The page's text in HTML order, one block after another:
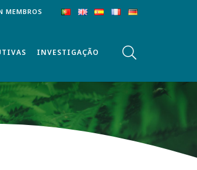
MEMBROS
INVESTIGAÇÃO